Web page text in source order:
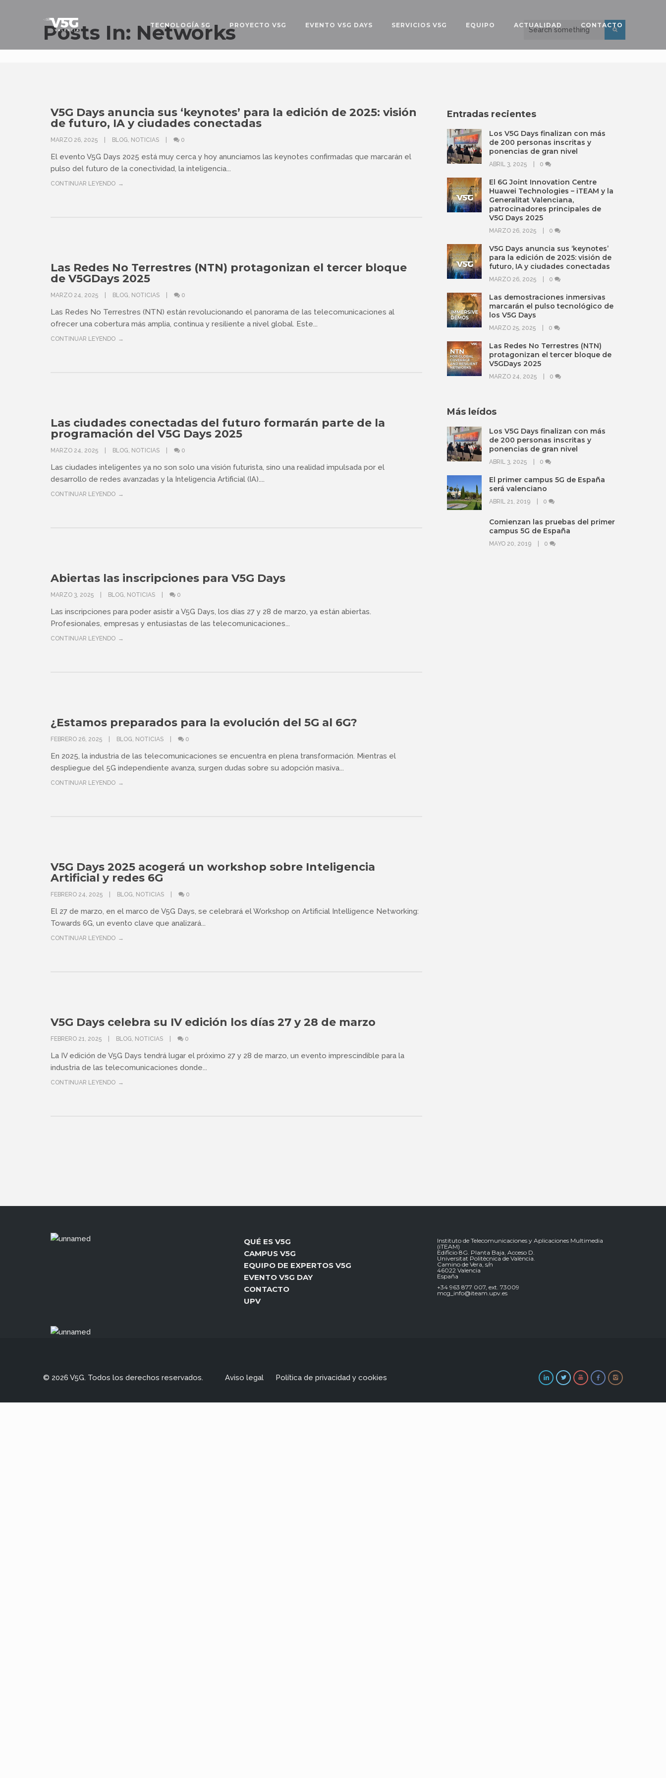
TECNOLOGÍA 5G PROYECTO V5G EVENTO V5G DAYS SERVICIOS V5G EQUIPO ACTUALIDAD CONTACTO
Posts In: Networks
V5G Days anuncia sus ‘keynotes’ para la edición de 2025: visión
de futuro, IA y ciudades conectadas
MARZO 26, 2025 BLOG, NOTICIAS 0
El evento V5G Days 2025 está muy cerca y hoy anunciamos las keynotes confirmadas que marcarán el
pulso del futuro de la conectividad, la inteligencia...
CONTINUAR LEYENDO
Las Redes No Terrestres (NTN) protagonizan el tercer bloque
de V5GDays 2025
MARZO 24, 2025 BLOG, NOTICIAS 0
Las Redes No Terrestres (NTN) están revolucionando el panorama de las telecomunicaciones al
ofrecer una cobertura más amplia, continua y resiliente a nivel global. Este...
CONTINUAR LEYENDO
Las ciudades conectadas del futuro formarán parte de la
programación del V5G Days 2025
MARZO 24, 2025 BLOG, NOTICIAS 0
Las ciudades inteligentes ya no son solo una visión futurista, sino una realidad impulsada por el
desarrollo de redes avanzadas y la Inteligencia Artificial (IA)....
CONTINUAR LEYENDO
Abiertas las inscripciones para V5G Days
MARZO 3, 2025 BLOG, NOTICIAS 0
Las inscripciones para poder asistir a V5G Days, los días 27 y 28 de marzo, ya están abiertas.
Profesionales, empresas y entusiastas de las telecomunicaciones...
CONTINUAR LEYENDO
¿Estamos preparados para la evolución del 5G al 6G?
FEBRERO 26, 2025 BLOG, NOTICIAS 0
En 2025, la industria de las telecomunicaciones se encuentra en plena transformación. Mientras el
despliegue del 5G independiente avanza, surgen dudas sobre su adopción masiva...
CONTINUAR LEYENDO
V5G Days 2025 acogerá un workshop sobre Inteligencia
Artificial y redes 6G
FEBRERO 24, 2025 BLOG, NOTICIAS 0
El 27 de marzo, en el marco de V5G Days, se celebrará el Workshop on Artificial Intelligence Networking:
Towards 6G, un evento clave que analizará...
CONTINUAR LEYENDO
V5G Days celebra su IV edición los días 27 y 28 de marzo
FEBRERO 21, 2025 BLOG, NOTICIAS 0
La IV edición de V5G Days tendrá lugar el próximo 27 y 28 de marzo, un evento imprescindible para la
industria de las telecomunicaciones donde...
CONTINUAR LEYENDO
Entradas recientes
Los V5G Days finalizan con más
de 200 personas inscritas y
ponencias de gran nivel
ABRIL 3, 2025 0
El 6G Joint Innovation Centre
Huawei Technologies – iTEAM y la
Generalitat Valenciana,
patrocinadores principales de
V5G Days 2025
MARZO 26, 2025 0
V5G Days anuncia sus ‘keynotes’
para la edición de 2025: visión de
futuro, IA y ciudades conectadas
MARZO 26, 2025 0
Las demostraciones inmersivas
marcarán el pulso tecnológico de
los V5G Days
MARZO 25, 2025 0
Las Redes No Terrestres (NTN)
protagonizan el tercer bloque de
V5GDays 2025
MARZO 24, 2025 0
Más leídos
Los V5G Days finalizan con más
de 200 personas inscritas y
ponencias de gran nivel
ABRIL 3, 2025 0
El primer campus 5G de España
será valenciano
ABRIL 21, 2019 0
Comienzan las pruebas del primer
campus 5G de España
MAYO 20, 2019 0
QUÉ ES V5G
CAMPUS V5G
EQUIPO DE EXPERTOS V5G
EVENTO V5G DAY
CONTACTO
UPV
Instituto de Telecomunicaciones y Aplicaciones Multimedia
(iTEAM)
Edificio 8G. Planta Baja, Acceso D.
Universitat Politècnica de València.
Camino de Vera, s/n
46022 Valencia
España
+34 963 877 007, ext. 73009
mcg_info@iteam.upv.es
© 2026 V5G. Todos los derechos reservados. Aviso legal Política de privacidad y cookies